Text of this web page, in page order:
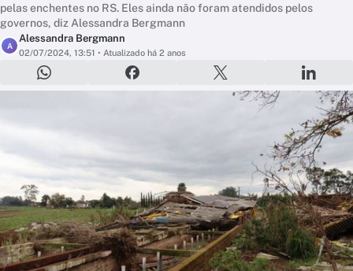
pelas enchentes no RS. Eles ainda não foram atendidos pelos
governos, diz Alessandra Bergmann
A
Alessandra Bergmann
02/07/2024, 13:51 • Atualizado há 2 anos